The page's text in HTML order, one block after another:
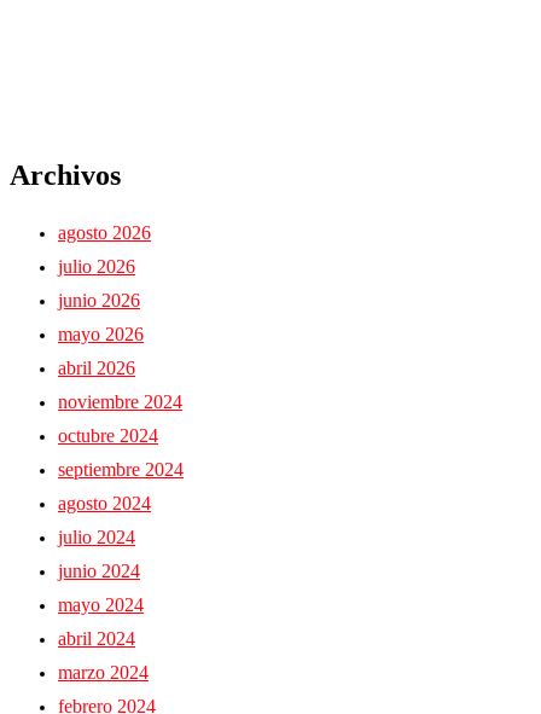
Archivos
agosto 2026
julio 2026
junio 2026
mayo 2026
abril 2026
noviembre 2024
octubre 2024
septiembre 2024
agosto 2024
julio 2024
junio 2024
mayo 2024
abril 2024
marzo 2024
febrero 2024